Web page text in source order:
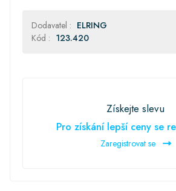
Dodavatel : ELRING
Kód : 123.420
Získejte slevu
Pro získání lepší ceny se
Zaregistrovat se